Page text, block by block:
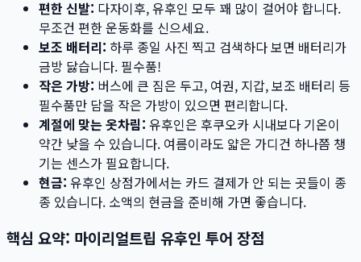
편한 신발: 다자이후, 유후인 모두 꽤 많이 걸어야 합니다.
무조건 편한 운동화를 신으세요.
보조 배터리: 하루 종일 사진 찍고 검색하다 보면 배터리가
금방 닳습니다. 필수품!
작은 가방: 버스에 큰 짐은 두고, 여권, 지갑, 보조 배터리 등
필수품만 담을 작은 가방이 있으면 편리합니다.
계절에 맞는 옷차림: 유후인은 후쿠오카 시내보다 기온이
약간 낮을 수 있습니다. 여름이라도 얇은 가디건 하나쯤 챙
기는 센스가 필요합니다.
현금: 유후인 상점가에서는 카드 결제가 안 되는 곳들이 종
종 있습니다. 소액의 현금을 준비해 가면 좋습니다.
핵심 요약: 마이리얼트립 유후인 투어 장점